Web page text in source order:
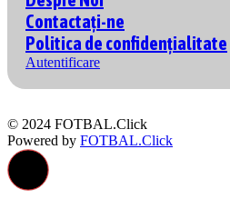
Contactați-ne
Politica de confidențialitate
Autentificare
© 2024 FOTBAL.Click
Powered by FOTBAL.Click